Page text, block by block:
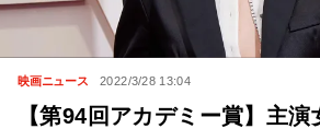
映画ニュース 2022/3/28 13:04
【第94回アカデミー賞】主